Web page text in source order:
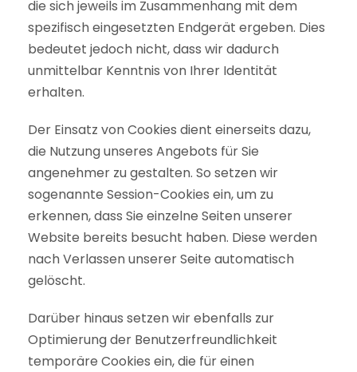
die sich jeweils im Zusammenhang mit dem
spezifisch eingesetzten Endgerät ergeben. Dies
bedeutet jedoch nicht, dass wir dadurch
unmittelbar Kenntnis von Ihrer Identität
erhalten.
Der Einsatz von Cookies dient einerseits dazu,
die Nutzung unseres Angebots für Sie
angenehmer zu gestalten. So setzen wir
sogenannte Session-Cookies ein, um zu
erkennen, dass Sie einzelne Seiten unserer
Website bereits besucht haben. Diese werden
nach Verlassen unserer Seite automatisch
gelöscht.
Darüber hinaus setzen wir ebenfalls zur
Optimierung der Benutzerfreundlichkeit
temporäre Cookies ein, die für einen